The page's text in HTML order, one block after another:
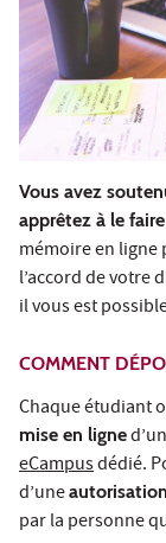
Vous avez
apprêtez à le
mémoire en ligne
l’accord de votre
il vous est
COMMENT
Chaque étudiant
mise en ligne
eCampusdédié.
d’une
par la personne